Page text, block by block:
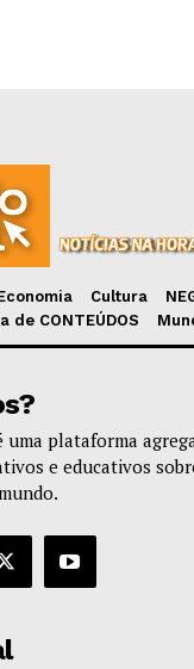
Cultura
de CONTEÚDOS
plataforma
e educativos